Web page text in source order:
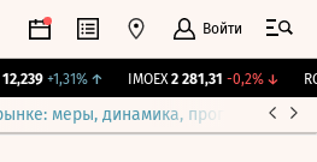
Войти
+1,31% ↑ IMOEX 2 281,31 -0,2%↓
меры, динамика, прогнозы